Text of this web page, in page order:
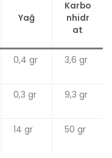
Yağ
Karbo
nhidr
at
0,4 gr 3,6 gr
0,3 gr 9,3 gr
14 gr 50 gr